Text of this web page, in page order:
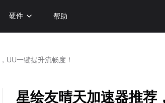
硬件 帮助
UU一键提升流畅度！
星绘友晴天加速器推荐